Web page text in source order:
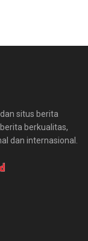
situs berita
berkualitas,
dan internasional.